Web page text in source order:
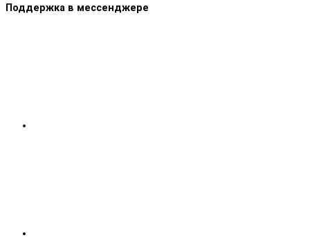
Поддержка в мессенджере